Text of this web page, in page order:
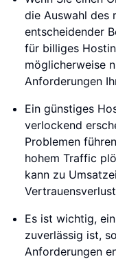
die Auswahl des
entscheidender
für billiges
möglicherweise
Anforderungen
Ein günstiges
verlockend
Problemen
hohem Traffic
kann zu
Es ist wichtig,
zuverlässig ist,
Anforderungen